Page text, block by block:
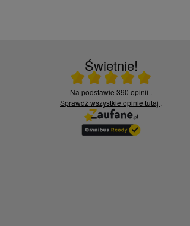
Świetnie!
Ocena średnia 5 na 5
Na podstawie 390 opinii .
Sprawdź wszystkie opinie tutaj .
22.07.2025
Jestem zadowolona ,na pewno wrócę.
Aneta R.